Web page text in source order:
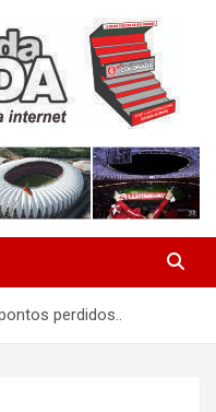
perdidos..